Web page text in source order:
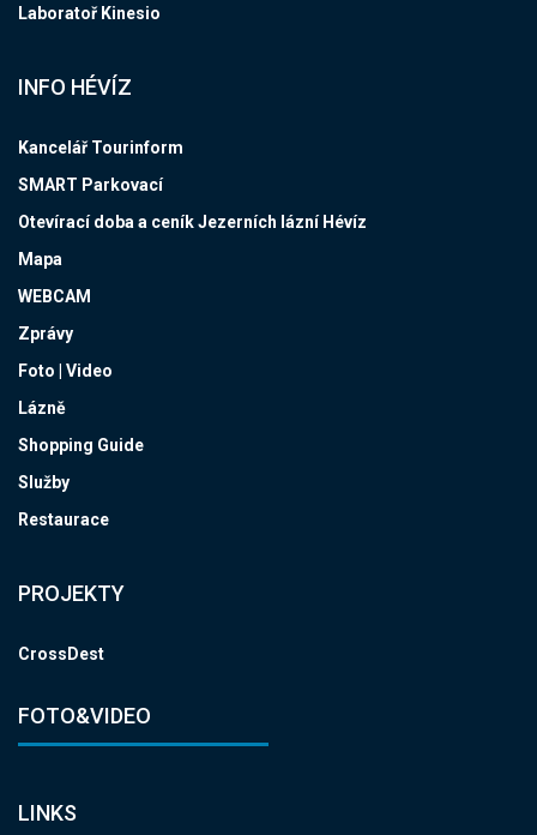
Laboratoř Kinesio
INFO HÉVÍZ
Kancelář Tourinform
SMART Parkovací
Otevírací doba a ceník Jezerních lázní Hévíz
Mapa
WEBCAM
Zprávy
Foto | Video
Lázně
Shopping Guide
Služby
Restaurace
PROJEKTY
CrossDest
FOTO&VIDEO
LINKS